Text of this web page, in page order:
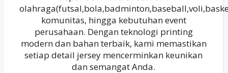
komunitas, hingga kebutuhan event
perusahaan. Dengan teknologi printing
modern dan bahan terbaik, kami memastikan
setiap detail jersey mencerminkan keunikan
dan semangat Anda.